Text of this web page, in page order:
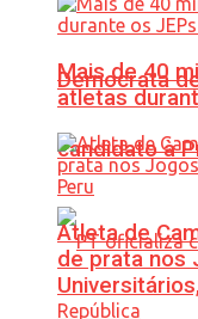
Democrata
candidato à
Mais de 40
atletas
Atleta de
de prata nos